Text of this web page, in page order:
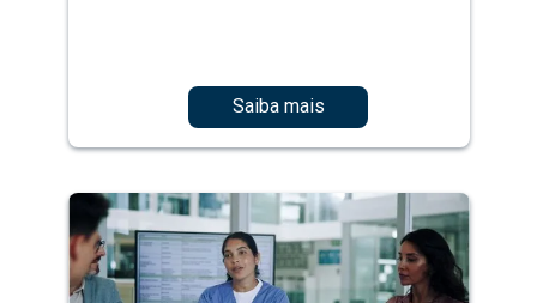
Saiba mais